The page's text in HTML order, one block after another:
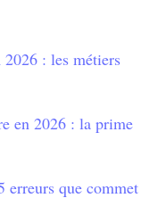
: les métiers
en 2026 : la prime
erreurs que commet